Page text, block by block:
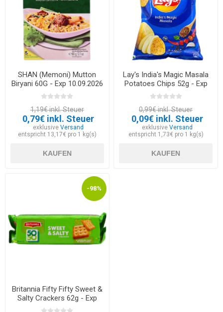
SHAN (Memoni) Mutton
Biryani 60G - Exp 10.09.2026
1,19€ inkl. Steuer
0,79€ inkl. Steuer
exklusiveVersand
entspricht 13,17€ pro 1 kg(s)
KAUFEN
Lay's India's Magic Masala
Potatoes Chips 52g - Exp
30.05.2026
0,99€ inkl. Steuer
0,09€ inkl. Steuer
exklusive Versand
entspricht 1,73€ pro 1 kg(s)
KAUFEN
-98%
Britannia Fifty Fifty Sweet &
Salty Crackers 62g - Exp
12.03.2026